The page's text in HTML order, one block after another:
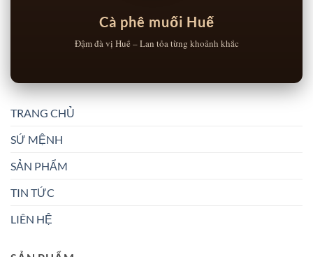
Cà phê muối Huế
Đậm đà vị Huế – Lan tỏa từng khoảnh khắc
TRANG CHỦ
SỨ MỆNH
SẢN PHẨM
TIN TỨC
LIÊN HỆ